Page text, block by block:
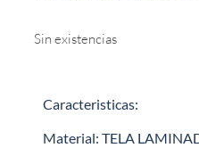
Sin existencias
Caracteristicas:
Material: TELA